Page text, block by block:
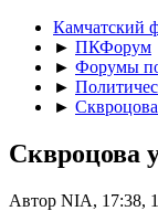
Камчатский
► ПКФорум
► Форумы
►
►
Сквроцова
Автор NIA, 17:38,